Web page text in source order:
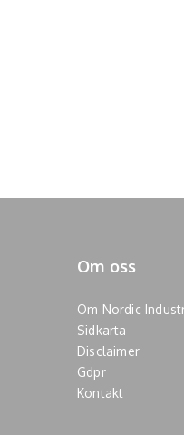
Om oss
Om Nordic
Sidkarta
Disclaimer
Gdpr
Kontakt